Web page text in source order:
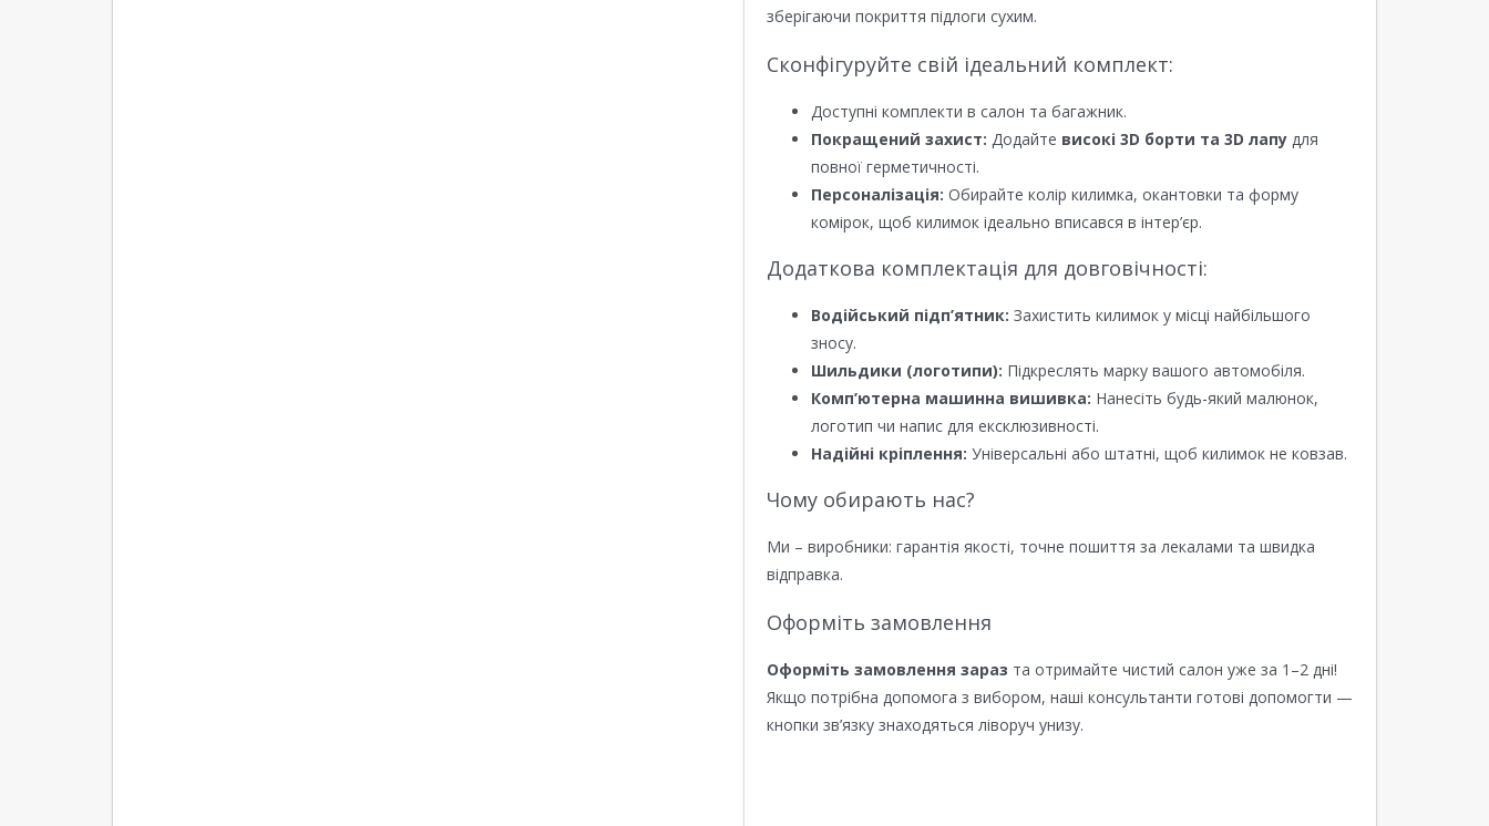
зберігаючи покриття підлоги сухим.
Сконфігуруйте свій ідеальний комплект:
Доступні комплекти в салон та багажник.
Покращений захист: Додайте високі 3D борти та 3D лапу для
повної герметичності.
Персоналізація: Обирайте колір килимка, окантовки та форму
комірок, щоб килимок ідеально вписався в інтер’єр.
Додаткова комплектація для довговічності:
Водійський підп’ятник: Захистить килимок у місці найбільшого
зносу.
Шильдики (логотипи): Підкреслять марку вашого автомобіля.
Комп’ютерна машинна вишивка: Нанесіть будь-який малюнок,
логотип чи напис для ексклюзивності.
Надійні кріплення: Універсальні або штатні, щоб килимок не ковзав.
Чому обирають нас?
Ми – виробники: гарантія якості, точне пошиття за лекалами та швидка
відправка.
Оформіть замовлення
Оформіть замовлення зараз та отримайте чистий салон уже за 1–2 дні!
Якщо потрібна допомога з вибором, наші консультанти готові допомогти —
кнопки зв’язку знаходяться ліворуч унизу.